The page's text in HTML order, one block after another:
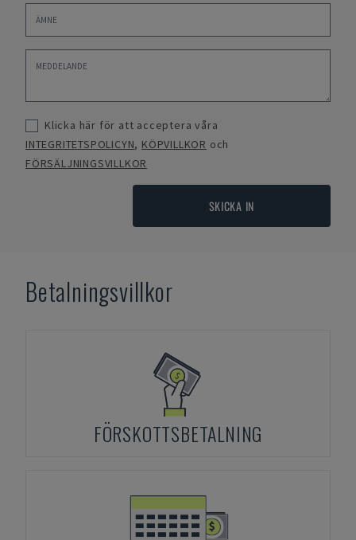
Klicka här för att acceptera våra
INTEGRITETSPOLICYN, KÖPVILLKOR och
FÖRSÄLJNINGSVILLKOR
SKICKA IN
Betalningsvillkor
FÖRSKOTTSBETALNING